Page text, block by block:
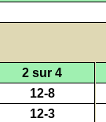
2 sur 4
12-8
12-3